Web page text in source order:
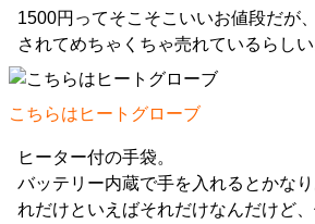
1500円ってそこそこいいお値段だが
されてめちゃくちゃ売れているらしい
こちらはヒートグローブ
ヒーター付の手袋。
バッテリー内蔵で手を入れるとかな
れだけといえばそれだけなんだけど